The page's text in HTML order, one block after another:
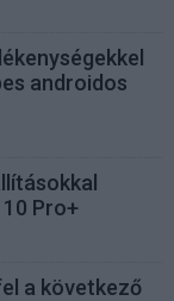
androidos
Pro+
a következő